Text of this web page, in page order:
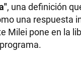
, una definición
una respuesta
Milei pone en la